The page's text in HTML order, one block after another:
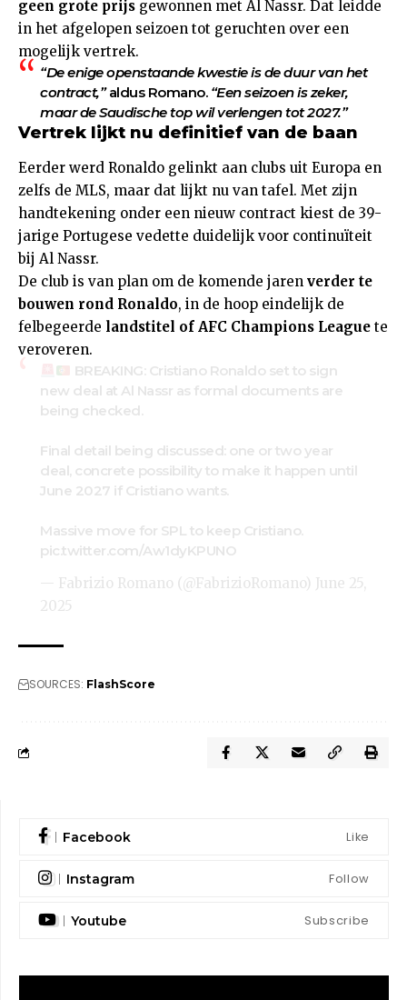
geen grote prijs gewonnen met Al Nassr. Dat leidde
in het afgelopen seizoen tot geruchten over een
mogelijk vertrek.
“De enige openstaande kwestie is de duur van het
contract,”aldus Romano. “Een seizoen is zeker,
maar de Saudische top wil verlengen tot 2027.”
Vertrek lijkt nu definitief van de baan
Eerder werd Ronaldo gelinkt aan clubs uit Europa en
zelfs de MLS, maar dat lijkt nu van tafel. Met zijn
handtekening onder een nieuw contract kiest de 39-
jarige Portugese vedette duidelijk voor continuïteit
bij Al Nassr.
De club is van plan om de komende jaren verder te
bouwen rond Ronaldo, in de hoop eindelijk de
felbegeerde landstitel of AFC Champions League te
veroveren.
BREAKING: Cristiano Ronaldo set to sign
new deal at Al Nassr as formal documents are
being checked.
Final detail being discussed: one or two year
deal, concrete possibility to make it happen until
June 2027 if Cristiano wants.
Massive move for SPL to keep Cristiano.
pic.twitter.com/Aw1dyKPUNO
— Fabrizio Romano (@FabrizioRomano) June 25,
2025
SOURCES: FlashScore
Facebook Like
Instagram Follow
Youtube Subscribe